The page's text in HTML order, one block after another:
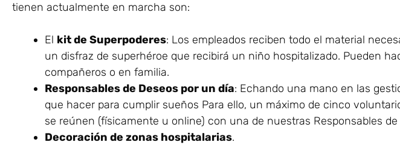
tienen actualmente en marcha son:
El kit de Superpoderes: Los empleados reciben todo el material
un disfraz de superhéroe que recibirá un niño hospitalizado. Pueden
compañeros o en familia.
Responsables de Deseos por un día: Echando una mano en las
que hacer para cumplir sueños Para ello, un máximo de cinco
se reúnen (físicamente u online) con una de nuestras Responsables de
Decoración de zonas hospitalarias.